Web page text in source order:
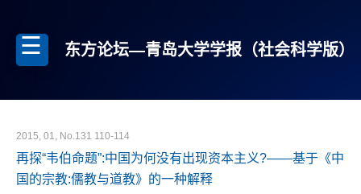
东方论坛—青岛大学学报（社会科学版）
2015, 01, No.131 110-114
再探“韦伯命题”:中国为何没有出现资本主义?——基于《中
国的宗教:儒教与道教》的一种解释